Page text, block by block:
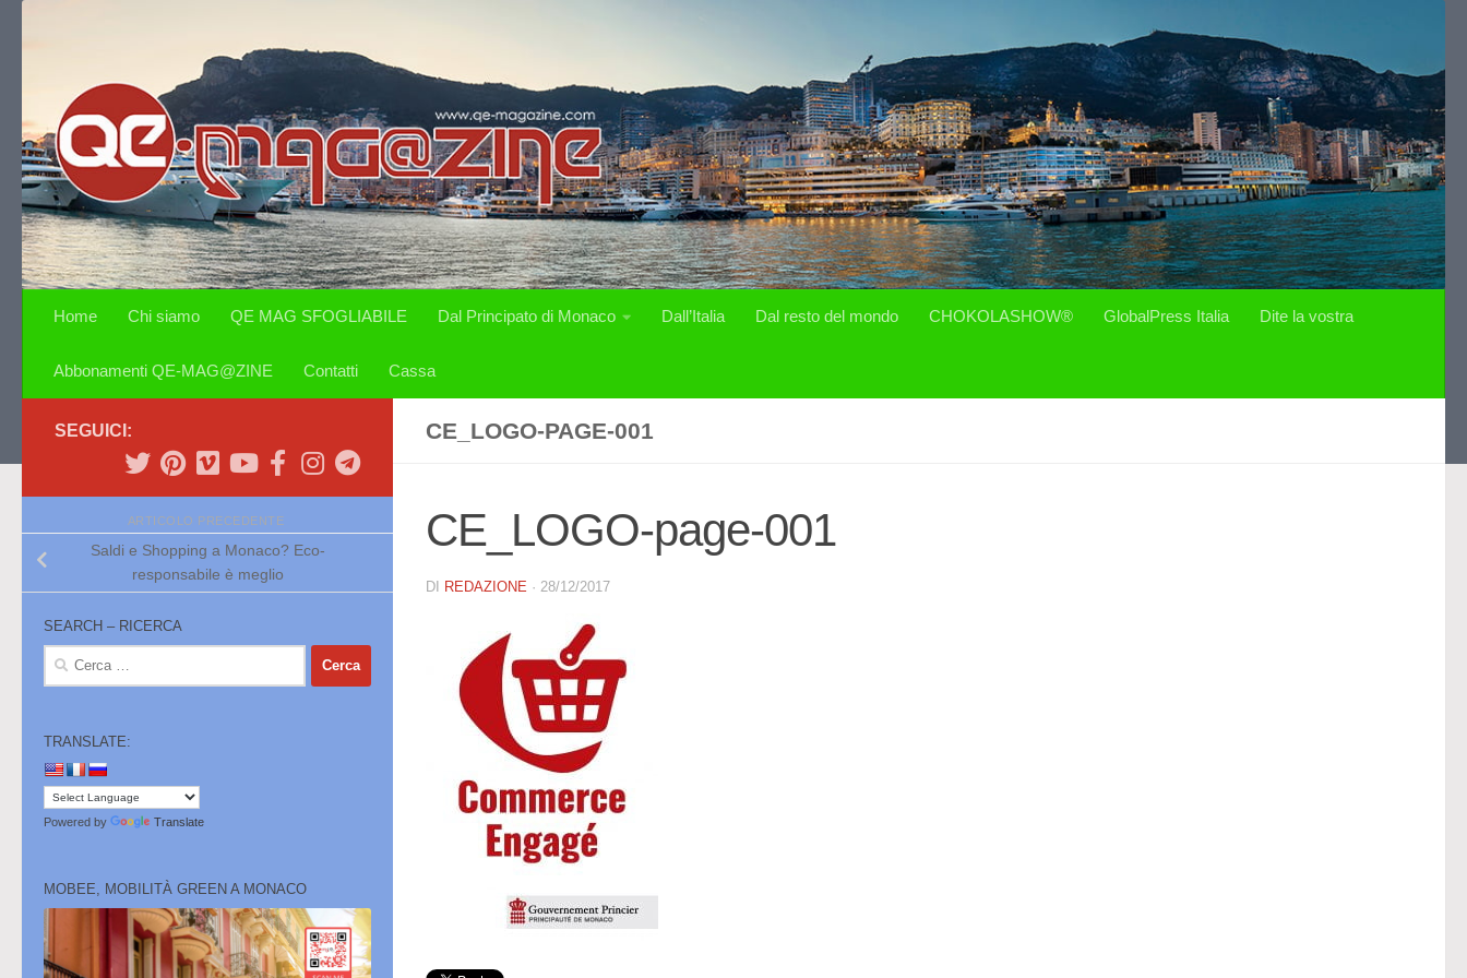
Home Chi siamo QE MAG SFOGLIABILE Dal Principato di Monaco Dall’Italia Dal resto del mondo CHOKOLASHOW® GlobalPress Italia Dite la vostra
Abbonamenti QE-MAG@ZINE Contatti Cassa
CE_LOGO-PAGE-001
CE_LOGO-page-001
DI REDAZIONE · 28/12/2017
SEGUICI:
ARTICOLO PRECEDENTE
Saldi e Shopping a Monaco? Eco-
responsabile è meglio
SEARCH – RICERCA
Ricerca
TRANSLATE:
Powered by Translate
MOBEE, MOBILITÀ GREEN A MONACO